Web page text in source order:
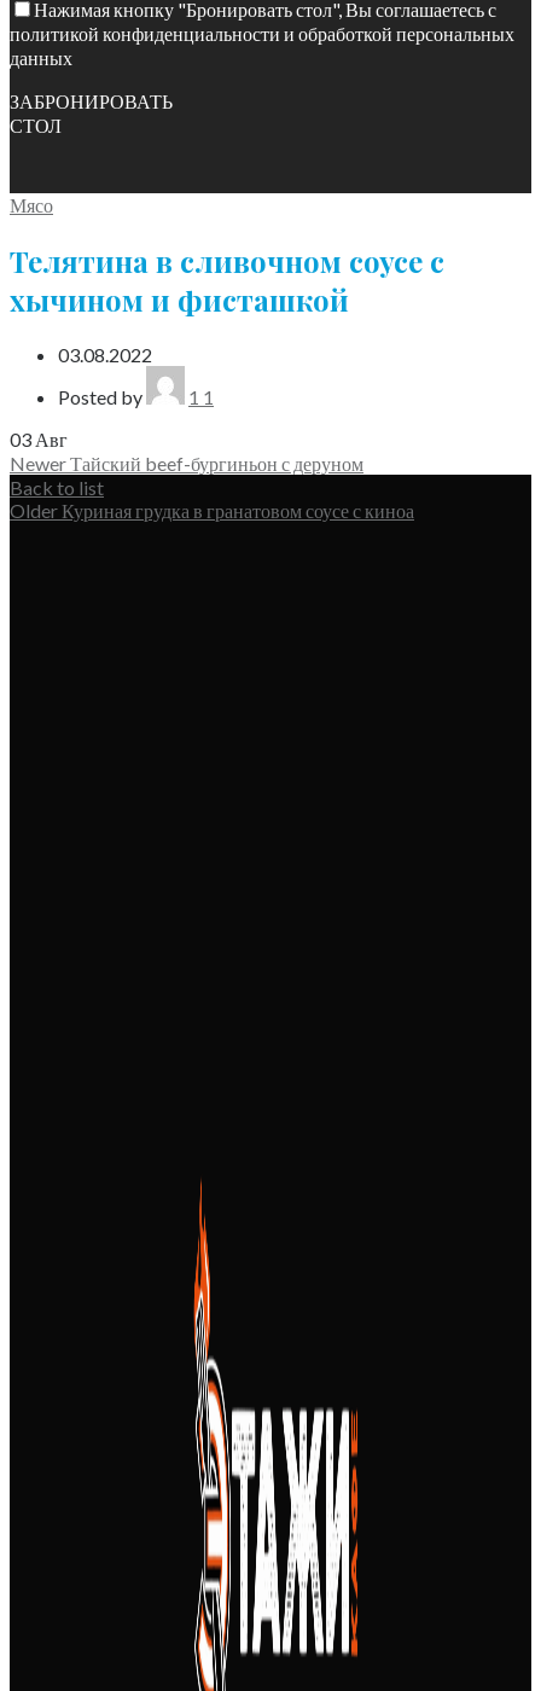
Нажимая кнопку "Бронировать стол", Вы соглашаетесь с
политикой конфиденциальности и обработкой персональных
данных
ЗАБРОНИРОВАТЬ
СТОЛ
Мясо
Телятина в сливочном соусе с
хычином и фисташкой
03.08.2022
Posted by
1 1
03 Авг
NewerТайский beef-бургиньон с деруном
Back to list
OlderКуриная грудка в гранатовом соусе с киноа